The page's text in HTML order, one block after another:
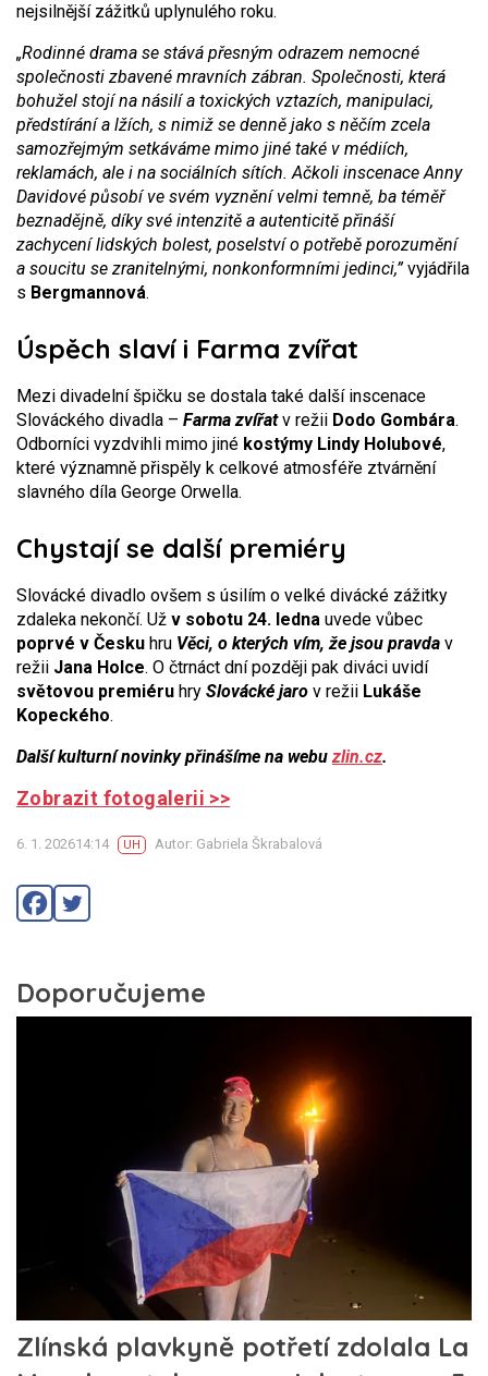
nejsilnější zážitků uplynulého roku.
„Rodinné drama se stává přesným odrazem nemocné
společnosti zbavené mravních zábran. Společnosti, která
bohužel stojína násilí a toxických vztazích, manipulaci,
předstírání a lžích, s nimiž se denně jako s něčím zcela
samozřejmým setkáváme mimo jiné také v médiích,
reklamách, ale i na sociálních sítích. Ačkoli inscenace Anny
Davidové působí ve svém vyznění velmi temně, ba téměř
beznadějně, díky své intenzitě a autenticitě přináší
zachycení lidských bolest, poselství o potřebě porozumění
a soucitu se zranitelnými, nonkonformními jedinci,”vyjádřila
s Bergmannová.
Úspěch slaví i Farma zvířat
Mezi divadelní špičku se dostala také další inscenace
Slováckého divadla – Farma zvířatv režii Dodo Gombára.
Odborníci vyzdvihli mimo jiné kostýmy Lindy Holubové,
které významně přispěly k celkové atmosféře ztvárnění
slavného díla George Orwella.
Chystají se další premiéry
Slovácké divadlo ovšem s úsilím o velké divácké zážitky
zdaleka nekončí. Už v sobotu 24. ledna uvede vůbec
poprvé v Česku hru Věci, o kterých vím, že jsou pravda v
režii Jana Holce. O čtrnáct dní později pak diváci uvidí
světovou premiéru hry Slovácké jaro v režii Lukáše
Kopeckého.
Další kulturní novinky přinášíme na webuzlin.cz.
Zobrazit fotogalerii >>
6. 1. 202614:14 UH Autor: Gabriela Škrabalová